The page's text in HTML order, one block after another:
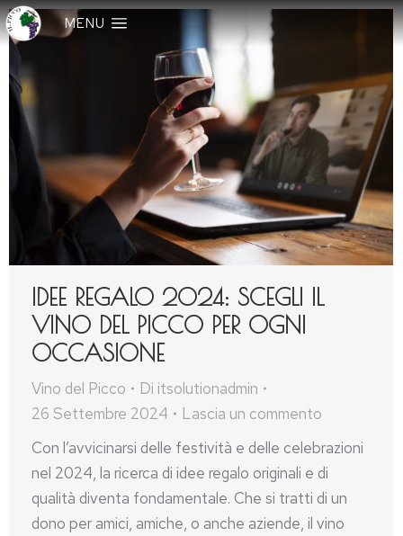
MENU
IDEE REGALO 2024: SCEGLI IL
VINO DEL PICCO PER OGNI
OCCASIONE
Vino del Picco Di itsolutionadmin
26 Settembre 2024
Lascia un commento
Con l’avvicinarsi delle festività e delle celebrazioni
nel 2024, la ricerca di idee regalo originali e di
qualità diventa fondamentale. Che si tratti di un
dono per amici, amiche, o anche aziende, il vino